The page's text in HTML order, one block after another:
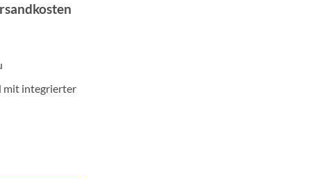
mit integrierter